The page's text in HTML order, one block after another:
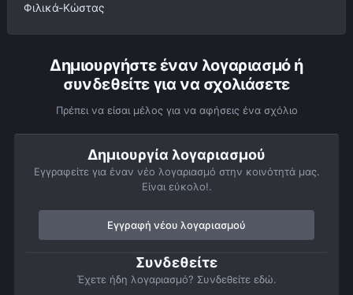
Φιλικά-Κώστας
Δημιουργήστε έναν λογαριασμό ή
συνδεθείτε για να σχολιάσετε
Πρέπει να είσαι μέλος για να αφήσεις ένα σχόλιο
Δημιουργία λογαριασμού
Εγγραφείτε για έναν νέο λογαριασμό στην κοινότητά μας.
Είναι εύκολο!.
Εγγραφή νέου λογαριασμού
Συνδεθείτε
Έχετε ήδη λογαριασμό? Συνδεθείτε εδώ.